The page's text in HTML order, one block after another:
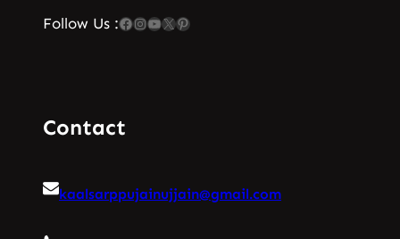
Follow Us :Facebook InstagramYouTube X Pinterest
Contact
kaalsarppujainujjain@gmail.com